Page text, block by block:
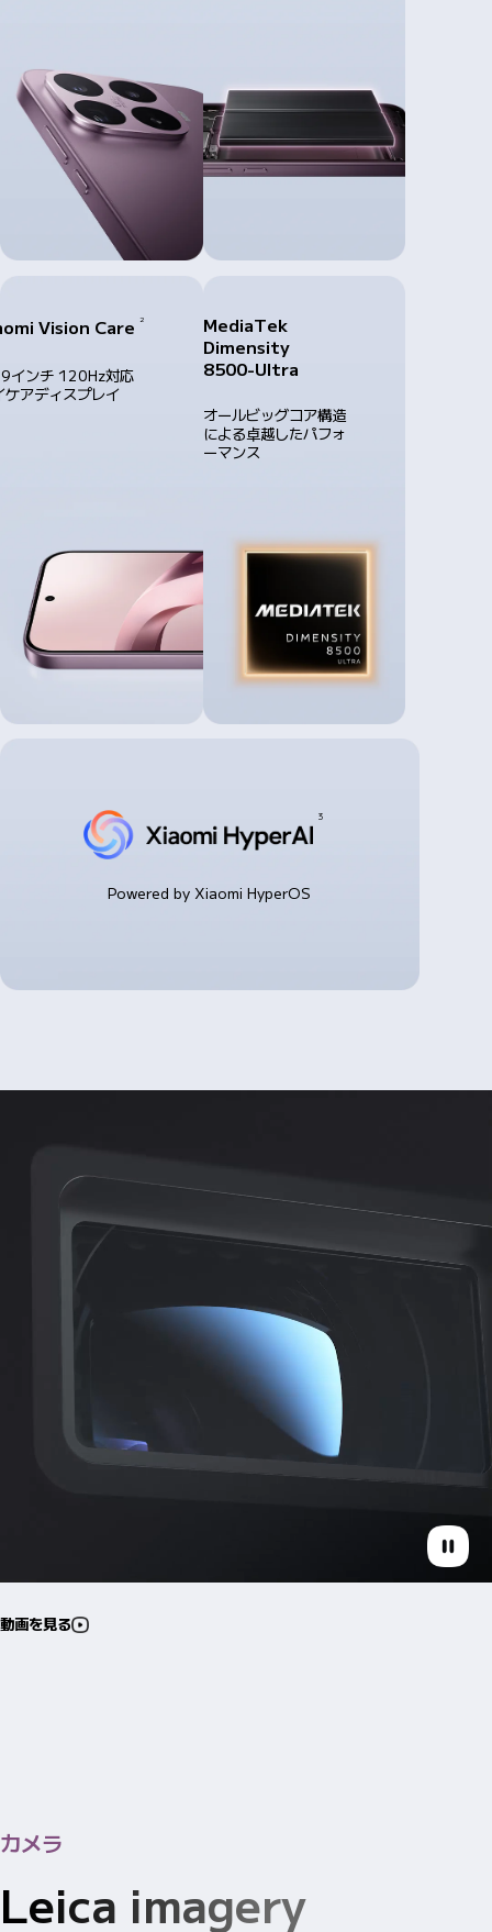
Vision Care 2
インチ 120Hz対応
ケアディスプレイ
MediaTek
Dimensity
8500-Ultra
オールビッグコア構造
による卓越したパフォ
ーマンス
3
Powered by Xiaomi HyperOS
動画を見る
カメラ
Leica imagery